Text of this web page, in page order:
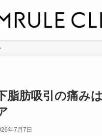
脂肪吸引の痛み
年7月7日